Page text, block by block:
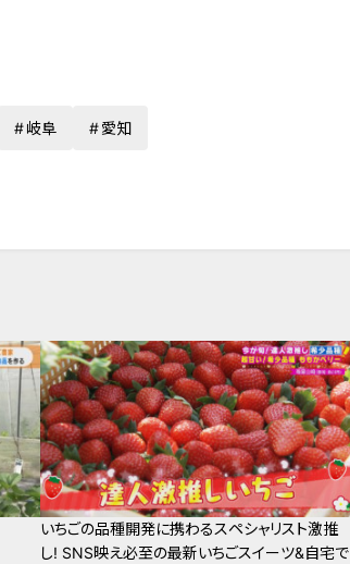
岐阜 愛知
いちごの品種開発に携わるスペシャリスト激推
し! SNS映え必至の最新いちごスイーツ&自宅で